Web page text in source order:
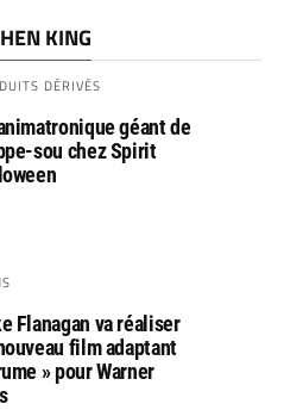
KING
DÉRIVÉS
géant de
sou chez Spirit
Flanagan va réaliser
film adaptant
» pour Warner